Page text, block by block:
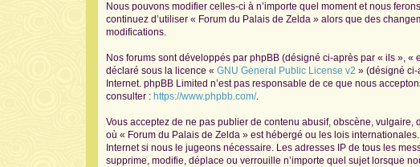
Nous pouvons modifier celles-ci à n’importe quel moment et nous
continuez d’utiliser « Forum du Palais de Zelda » alors que des
modifications.
Nos forums sont développés par phpBB (désigné ci-après par « ils »,
déclaré sous la licence « GNU General Public License v2 » (désigné ci-
Internet. phpBB Limited n’est pas responsable de ce que nous
consulter : https://www.phpbb.com/.
Vous acceptez de ne pas publier de contenu abusif, obscène,
où « Forum du Palais de Zelda » est hébergé ou les lois
Internet si nous le jugeons nécessaire. Les adresses IP de tous les
supprime, modifie, déplace ou verrouille n’importe quel sujet lorsque